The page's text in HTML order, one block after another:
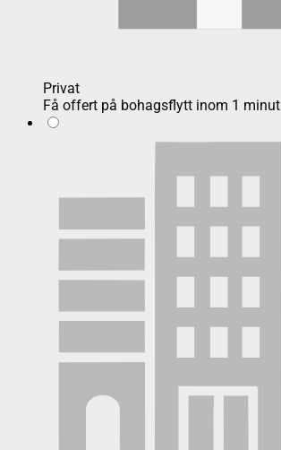
Privat
Få offert på bohagsflytt inom 1 minut